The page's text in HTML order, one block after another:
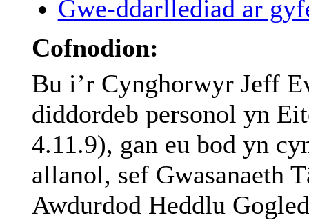
Gwe-ddarllediad ar
Cofnodion:
Bu i’r Cynghorwyr Jeff
diddordeb personol yn
4.11.9), gan eu bod yn
allanol, sef Gwasanaeth
Awdurdod Heddlu